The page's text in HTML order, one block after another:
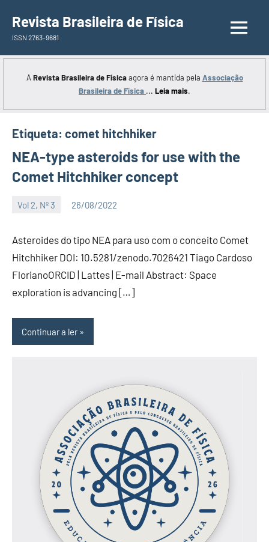
para
conteúdo
Revista Brasileira de Física
ISSN 2763-9681
A Revista Brasileira de Físicaagora é mantida pela Associação
Brasileira de Física ... Leia mais.
Etiqueta: comet hitchhiker
NEA-type asteroids for use with the
Comet Hitchhiker concept
Vol 2, Nº 3 26/08/2022
Asteroides do tipo NEA para uso com o conceito Comet
Hitchhiker DOI: 10.5281/zenodo.7026421 Tiago Cardoso
FlorianoORCID | Lattes | E-mail Abstract: Space
exploration is advancing […]
Continuar a ler